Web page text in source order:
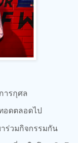
ารกุศล
อดตลอดไป
าร่วมกิจกรรมกัน